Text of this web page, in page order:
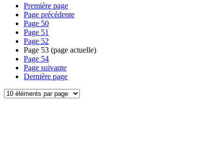
Première page
Page précédente
Page 50
Page 51
Page 52
Page 53 (page actuelle)
Page 54
Page suivante
Dernière page